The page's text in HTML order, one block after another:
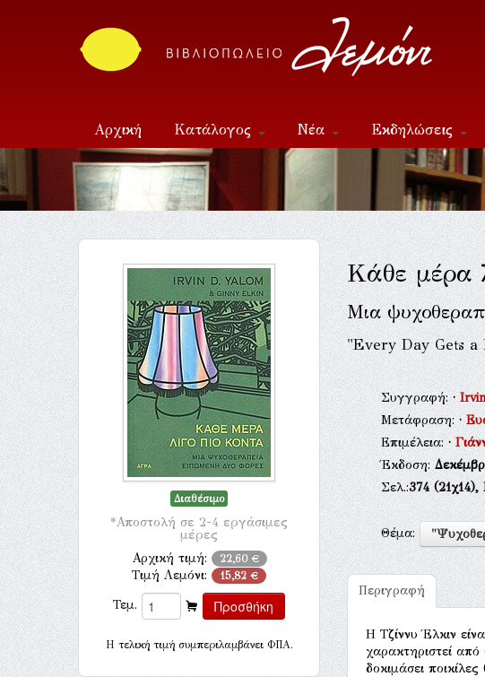
Αρχική Κατάλογος Νέα Εκδηλώσεις
Επικοινωνία
Διαθέσιμο
*Αποστολή σε 2-4 εργάσιμες
μέρες
Αρχική τιμή: 22,60 €
Τιμή Λεμόνι: 15,82 €
Τεμ.
H τελική τιμή συμπεριλαμβάνει ΦΠΑ.
Κάθε μέρα
Μια
"Every Day Gets
Συγγραφή:·
Μετάφραση:·
Επιμέλεια:·
Έκδοση:
Σελ.:374(21χ14),
Θέμα:
Περιγραφή
Η Τζίννυ Έλκιν
χαρακτηριστεί από
δοκιμάσει